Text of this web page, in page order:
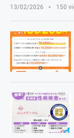
13/02/2026 150